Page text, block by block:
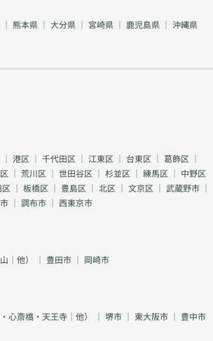
｜ 熊本県 ｜ 大分県 ｜ 宮崎県 ｜ 鹿児島県 ｜ 沖縄県
｜ 港区 ｜ 千代田区 ｜ 江東区 ｜ 台東区 ｜ 葛飾区 ｜
｜ 荒川区 ｜ 世田谷区 ｜ 杉並区 ｜ 練馬区 ｜ 中野区
｜ 板橋区 ｜ 豊島区 ｜ 北区 ｜ 文京区 ｜ 武蔵野市 ｜
｜ 調布市 ｜ 西東京市
｜他） ｜ 豊田市 ｜ 岡崎市
心斎橋・天王寺｜他） ｜ 堺市 ｜ 東大阪市 ｜ 豊中市